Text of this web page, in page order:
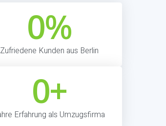
Zufriedene Kunden aus Berlin
0%
Erfahrung als Umzugsfirma
0+